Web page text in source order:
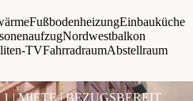
FußbodenheizungEinbauküche
Nordwestbalkon
TVFahrradraumAbstellraum
| MIETE | BEZUGSBEREIT